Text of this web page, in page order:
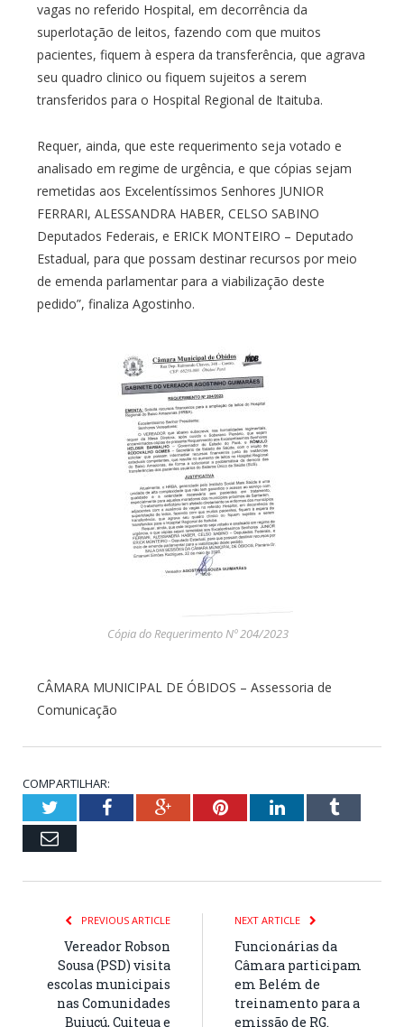
vagas no referido Hospital, em decorrência da
superlotação de leitos, fazendo com que muitos
pacientes, fiquem à espera da transferência, que agrava
seu quadro clinico ou fiquem sujeitos a serem
transferidos para o Hospital Regional de Itaituba.
Requer, ainda, que este requerimento seja votado e
analisado em regime de urgência, e que cópias sejam
remetidas aos Excelentíssimos Senhores JUNIOR
FERRARI, ALESSANDRA HABER, CELSO SABINO
Deputados Federais, e ERICK MONTEIRO – Deputado
Estadual, para que possam destinar recursos por meio
de emenda parlamentar para a viabilização deste
pedido”, finaliza Agostinho.
Cópia do Requerimento Nº 204/2023
CÂMARA MUNICIPAL DE ÓBIDOS – Assessoria de
Comunicação
COMPARTILHAR:
TwitterFacebookGoogle+PinterestLinkedInTumblr
Email
PREVIOUS ARTICLE
Vereador Robson
Sousa (PSD) visita
escolas municipais
nas Comunidades
Buiuçú, Cuiteua e
NEXT ARTICLE
Funcionárias da
Câmara participam
em Belém de
treinamento para a
emissão de RG.